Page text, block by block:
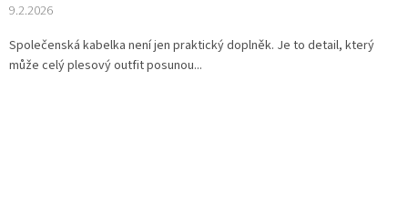
9.2.2026
Společenská kabelka není jen praktický doplněk. Je to detail, který
může celý plesový outfit posunou...